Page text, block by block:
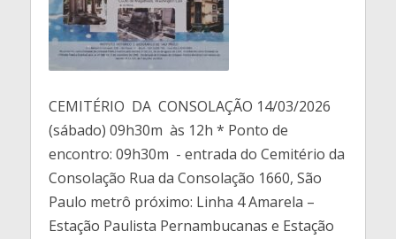
CEMITÉRIO DA CONSOLAÇÃO 14/03/2026
(sábado) 09h30m às 12h * Ponto de
encontro: 09h30m - entrada do Cemitério da
Consolação Rua da Consolação 1660, São
Paulo metrô próximo: Linha 4 Amarela –
Estação Paulista Pernambucanas e Estação